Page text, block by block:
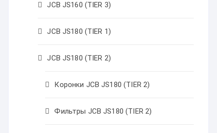
JCB JS160 (TIER 3)
JCB JS180 (TIER 1)
JCB JS180 (TIER 2)
Коронки JCB JS180 (TIER 2)
Фильтры JCB JS180 (TIER 2)